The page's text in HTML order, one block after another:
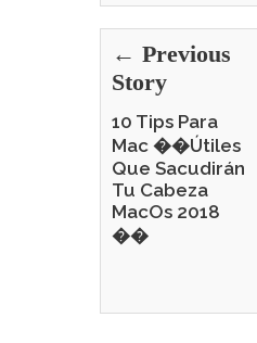
← Previous
Story
10 Tips Para
Mac ��Útiles
Que Sacudirán
Tu Cabeza
MacOs 2018
��